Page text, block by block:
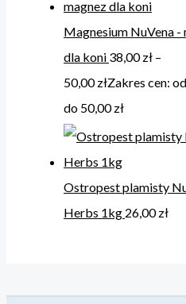
Magnesium NuVena -
dla koni 38,00zł –
50,00złZakres cen:
do 50,00 zł
Ostropest plamisty
Herbs 1kg 26,00zł